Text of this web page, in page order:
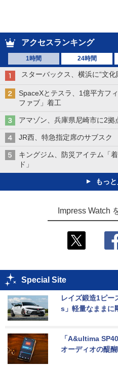
アクセスランキング
1時間 24時間
スターバックス、横浜に“文
SpaceXとテスラ、1億平方フ
ファブ」着工
アマゾン、兵庫県尼崎市に2
JR西、特急指定席のサブスク
キングジム、防災アイテム「
ド」
もっ
Impress Watch
Special Site
レイズ鍛造1ピー
s」軽量なままに
「A&ultima
オーディオの醍